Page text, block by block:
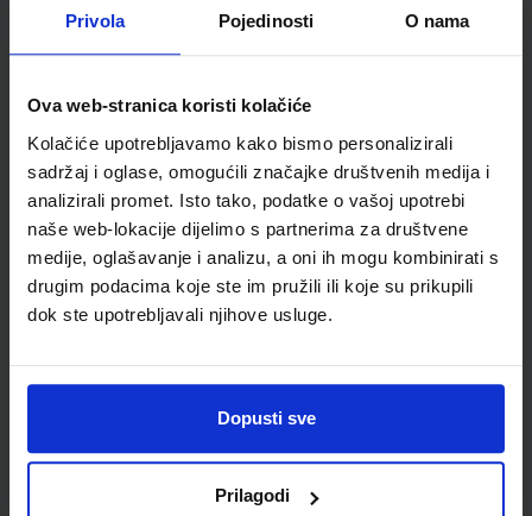
Privola Pojedinosti O nama
Ova web-stranica koristi kolačiće
Kolačiće upotrebljavamo kako bismo personalizirali
sadržaj i oglase, omogućili značajke društvenih medija i
analizirali promet. Isto tako, podatke o vašoj upotrebi
naše web-lokacije dijelimo s partnerima za društvene
medije, oglašavanje i analizu, a oni ih mogu kombinirati s
drugim podacima koje ste im pružili ili koje su prikupili
dok ste upotrebljavali njihove usluge.
Dopusti sve
Prilagodi
OTKRIVAMO MATEMATIKU 4; zbirka zadataka iz matematike
Nakladnik:ALFA d.d. Registarski broj ministarstva:7278-DOM2
SKU: 569063 CIJENA: 9,50 €
ŠIFRA OMOTA: 500167
Udžbenik Omot
OTKRIVAMO MATEMATIKU 4; listići za dodatnu nastavu iz
matematike za četvrti razred osnovne škole
Dubravka Glasnović Gracin Gabriela Žokalj Tanja Soucie
CIJENA: 9,00 €